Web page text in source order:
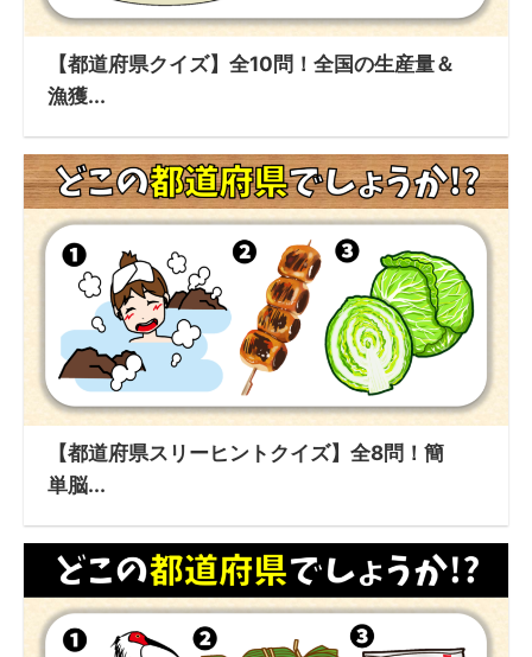
【都道府県クイズ】全10問！全国の生産量＆
漁獲...
【都道府県スリーヒントクイズ】全8問！簡
単脳...